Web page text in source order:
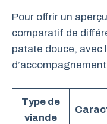
Pour offrir un
comparatif de
patate douce, avec
Type de
viande